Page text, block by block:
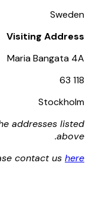
Visiting
Maria
the addresses
please contact us